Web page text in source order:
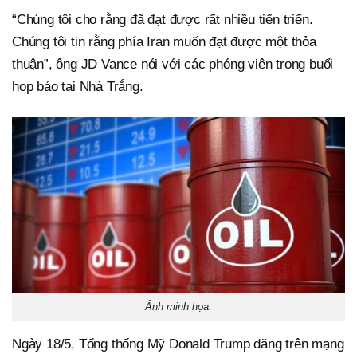
“Chúng tôi cho rằng đã đạt được rất nhiều tiến triển.
Chúng tôi tin rằng phía Iran muốn đạt được một thỏa
thuận”, ông JD Vance nói với các phóng viên trong buổi
họp báo tại Nhà Trắng.
Ảnh minh họa.
Ngày 18/5, Tổng thống Mỹ Donald Trump đăng trên mạng